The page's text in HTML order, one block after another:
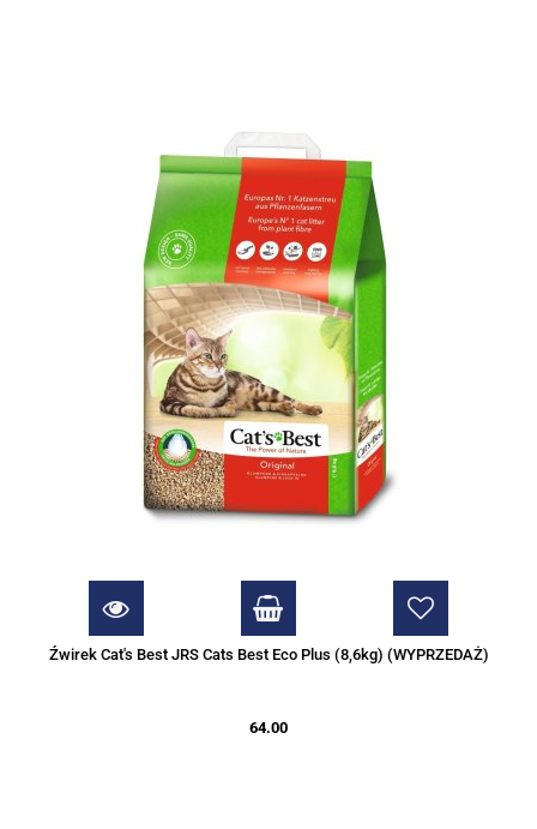
Źwirek Cat's Best JRS Cats Best Eco Plus (8,6kg) (WYPRZEDAŻ)
64.00